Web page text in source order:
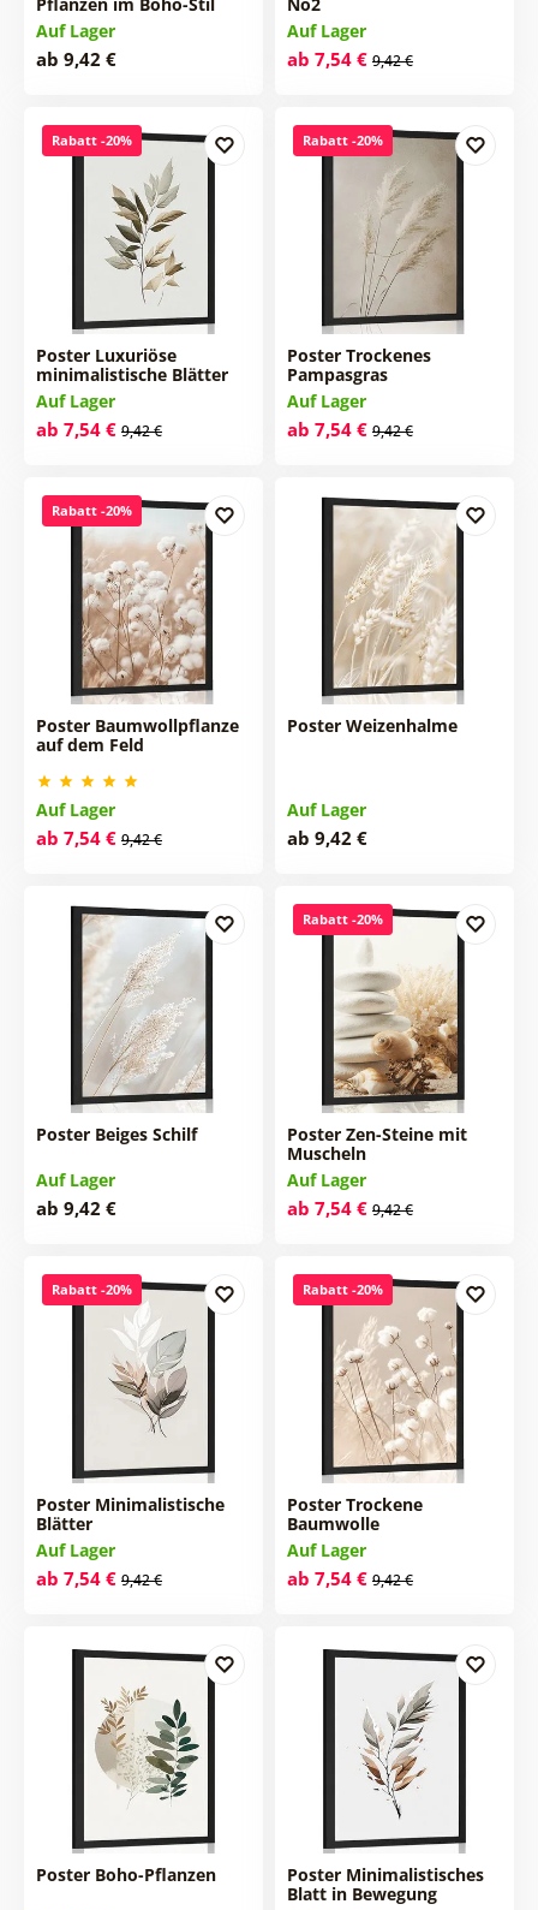
Auf Lager
ab 9,42 €
Auf Lager
ab 7,54 € 9,42 €
Rabatt -20%
Poster Luxuriöse
minimalistische Blätter
Auf Lager
ab 7,54 € 9,42 €
Rabatt -20%
Poster Trockenes
Pampasgras
Auf Lager
ab 7,54 € 9,42 €
Rabatt -20%
Poster Baumwollpflanze
auf dem Feld
Auf Lager
ab 7,54 € 9,42 €
Poster Weizenhalme
Auf Lager
ab 9,42 €
Poster Beiges Schilf
Auf Lager
ab 9,42 €
Rabatt -20%
Poster Zen-Steine mit
Muscheln
Auf Lager
ab 7,54 € 9,42 €
Rabatt -20%
Poster Minimalistische
Blätter
Auf Lager
ab 7,54 € 9,42 €
Rabatt -20%
Poster Trockene
Baumwolle
Auf Lager
ab 7,54 € 9,42 €
Poster Boho-Pflanzen
Poster Minimalistisches
Blatt in Bewegung